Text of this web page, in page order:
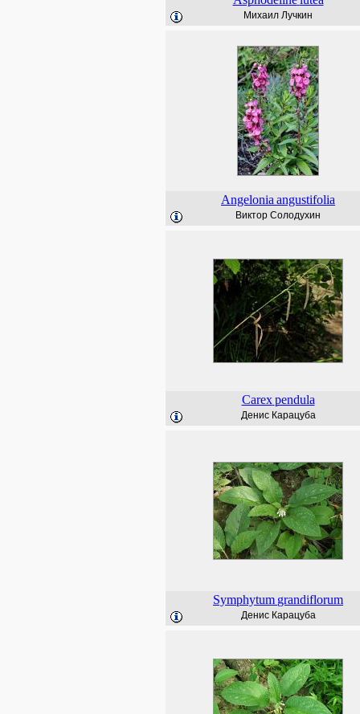
Михаил Лучкин
Angelonia angustifolia
Виктор Солодухин
Carex pendula
Денис Карацуба
Symphytum grandiflorum
Денис Карацуба